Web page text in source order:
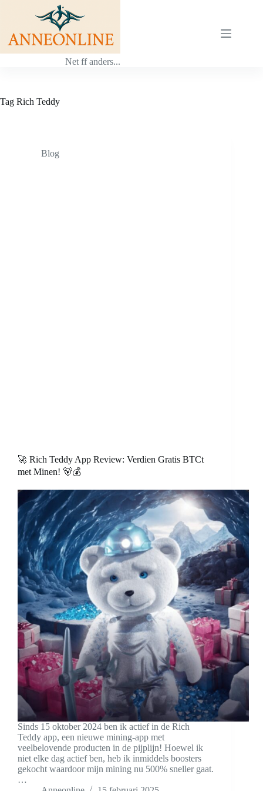
inhoud
Net ff anders...
Tag Rich Teddy
Blog
🚀 Rich Teddy App Review: Verdien Gratis BTCt
met Minen! 🐻💰
Sinds 15 oktober 2024 ben ik actief in de Rich
Teddy app, een nieuwe mining-app met
veelbelovende producten in de pijplijn! Hoewel ik
niet elke dag actief ben, heb ik inmiddels boosters
gekocht waardoor mijn mining nu 500% sneller gaat.
…